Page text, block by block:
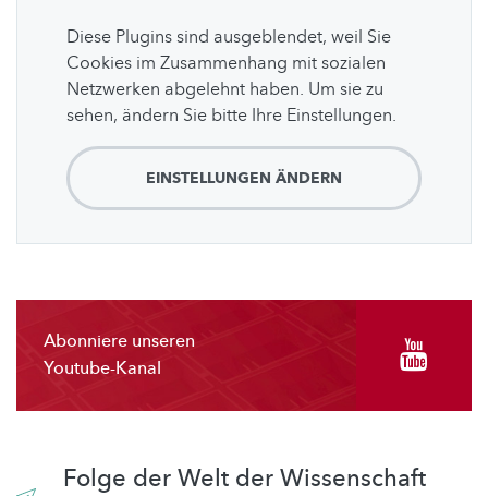
Diese Plugins sind ausgeblendet, weil Sie
Cookies im Zusammenhang mit sozialen
Netzwerken abgelehnt haben. Um sie zu
sehen, ändern Sie bitte Ihre Einstellungen.
EINSTELLUNGEN ÄNDERN
Abonniere unseren
Youtube-Kanal
Folge der Welt der Wissenschaft